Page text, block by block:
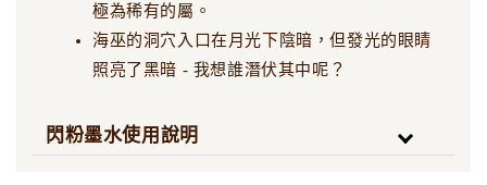
極為稀有的屬。
海巫的洞穴入口在月光下陰暗，但發光的眼睛
照亮了黑暗 - 我想誰潛伏其中呢？
閃粉墨水使用說明